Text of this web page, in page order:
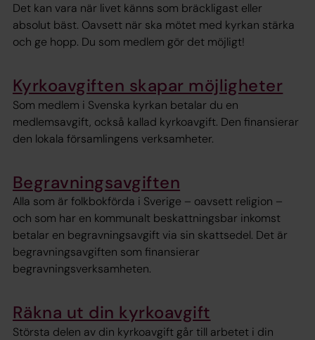
Det kan vara när livet känns som bräckligast eller
absolut bäst. Oavsett när ska mötet med kyrkan stärka
och ge hopp. Du som medlem gör det möjligt!
Kyrkoavgiften skapar möjligheter
Som medlem i Svenska kyrkan betalar du en
medlemsavgift, också kallad kyrkoavgift. Den finansierar
den lokala församlingens verksamheter.
Begravningsavgiften
Alla som är folkbokförda i Sverige – oavsett religion –
och som har en kommunalt beskattningsbar inkomst
betalar en begravningsavgift via sin skattsedel. Det är
begravningsavgiften som finansierar
begravningsverksamheten.
Räkna ut din kyrkoavgift
Största delen av din kyrkoavgift går till arbetet i din